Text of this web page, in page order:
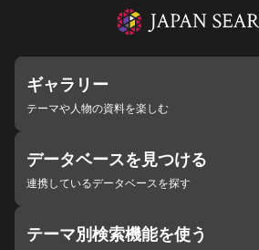
ギャラリー
テーマや人物の資料を楽しむ
データベースを見つける
連携しているデータベースを探す
テーマ別検索機能を使う